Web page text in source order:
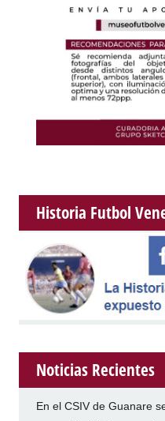
Historia Futbol
Noticias Recientes
En el CSIV de Guanare